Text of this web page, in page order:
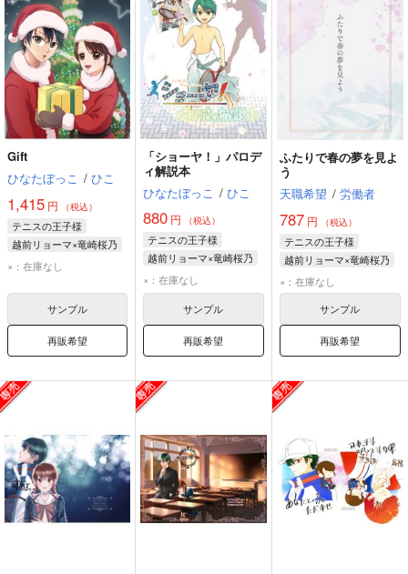
Gift
ひなたぼっこ / ひこ
1,415 円 （税込）
テニスの王子様
越前リョーマ×竜崎桜乃
越前リョーマ
×：在庫なし
サンプル
再販希望
「ショーヤ！」パロデ
ィ解説本
ひなたぼっこ / ひこ
880 円 （税込）
テニスの王子様
越前リョーマ×竜崎桜乃
越前リョーマ
竜崎桜乃
×：在庫なし
サンプル
再販希望
ふたりで春の夢を見よ
う
天職希望 / 労働者
787円 （税込）
テニスの王子様
越前リョーマ×竜崎桜乃
越前リョーマ
竜崎桜乃
×：在庫なし
サンプル
再販希望